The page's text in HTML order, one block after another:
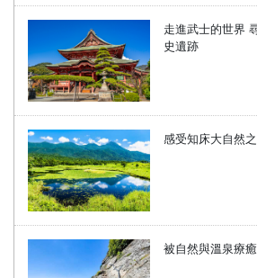
走進武士的世界
史遺跡
感受知床大自然
被自然與溫泉療